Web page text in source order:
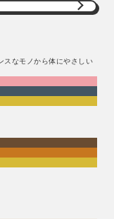
スなモノから体にやさしい